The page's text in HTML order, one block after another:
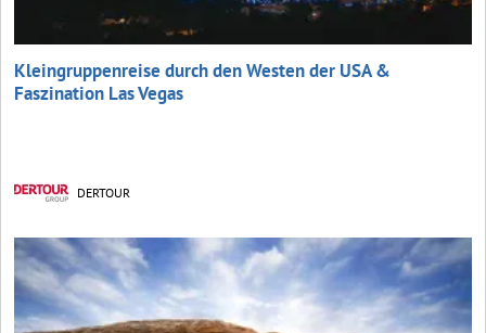
Kleingruppenreise durch den Westen der USA &
Faszination Las Vegas
DERTOUR